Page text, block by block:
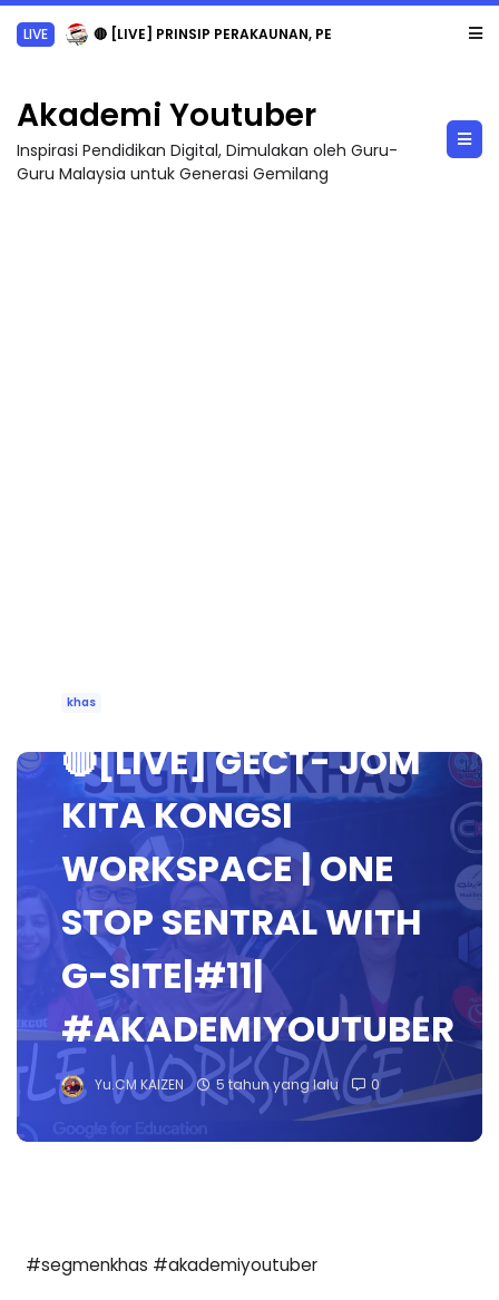
LIVE 🔴 [LIVE] PRINSIP PERAKAUNAN, PECUT SKOR SOALAN 1 TRIAL OLEH CIKGU WAN...
Akademi Youtuber
Inspirasi Pendidikan Digital, Dimulakan oleh Guru-
Guru Malaysia untuk Generasi Gemilang
khas
🔴[LIVE] GECT- JOM
KITA KONGSI
WORKSPACE | ONE
STOP SENTRAL WITH
G-SITE|#11|
#AKADEMIYOUTUBER
Yu.CM KAIZEN 5 tahun yang lalu 0
#segmenkhas #akademiyoutuber